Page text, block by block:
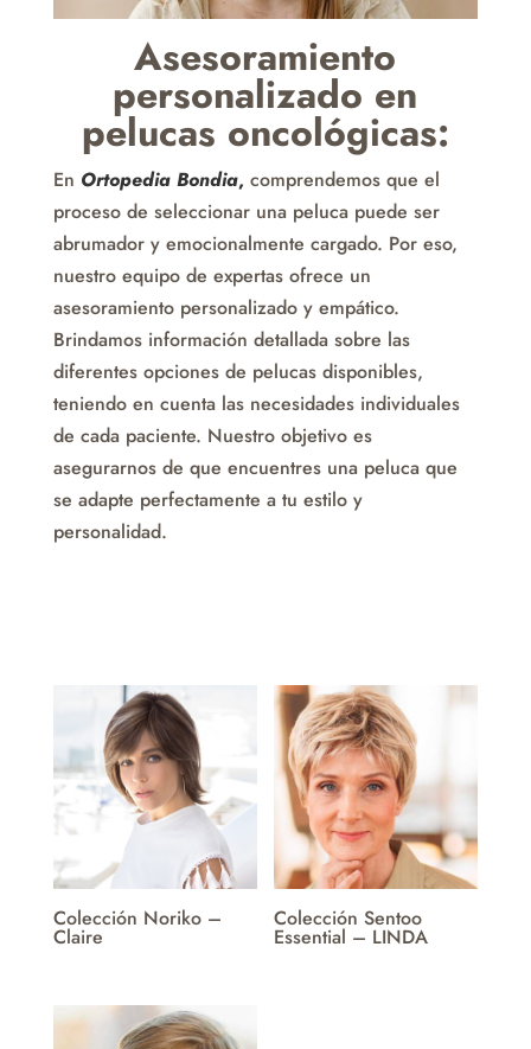
Asesoramiento
personalizado en
pelucas oncológicas:
En Ortopedia Bondia, comprendemos que el
proceso de seleccionar una peluca puede ser
abrumador y emocionalmente cargado. Por eso,
nuestro equipo de expertas ofrece un
asesoramiento personalizado y empático.
Brindamos información detallada sobre las
diferentes opciones de pelucas disponibles,
teniendo en cuenta las necesidades individuales
de cada paciente. Nuestro objetivo es
asegurarnos de que encuentres una peluca que
se adapte perfectamente a tu estilo y
personalidad.
Colección Noriko –
Claire
Colección Sentoo
Essential – LINDA